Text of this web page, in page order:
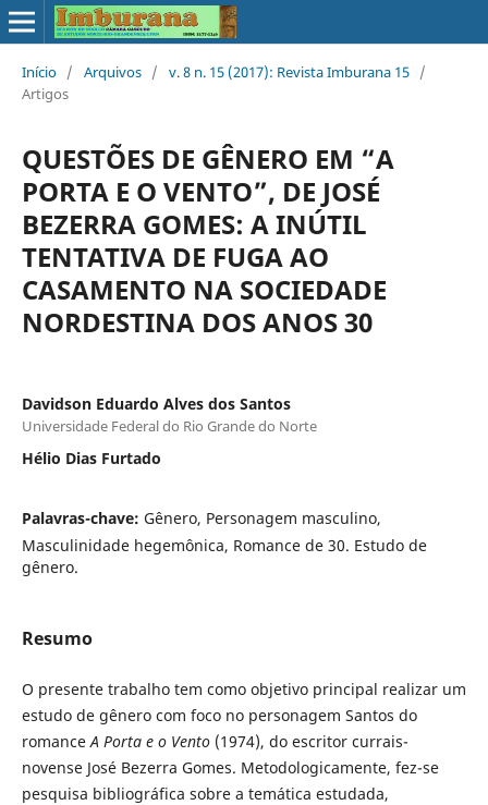
Início / Arquivos / v. 8 n. 15 (2017): Revista Imburana 15 /
Artigos
QUESTÕES DE GÊNERO EM “A
PORTA E O VENTO”, DE JOSÉ
BEZERRA GOMES: A INÚTIL
TENTATIVA DE FUGA AO
CASAMENTO NA SOCIEDADE
NORDESTINA DOS ANOS 30
Davidson Eduardo Alves dos Santos
Universidade Federal do Rio Grande do Norte
Hélio Dias Furtado
Palavras-chave: Gênero, Personagem masculino,
Masculinidade hegemônica, Romance de 30. Estudo de
gênero.
Resumo
O presente trabalho tem como objetivo principal realizar um
estudo de gênero com foco no personagem Santos do
romanceA Porta e o Vento(1974), do escritor currais-
novense José Bezerra Gomes. Metodologicamente, fez-se
pesquisa bibliográfica sobre a temática estudada,